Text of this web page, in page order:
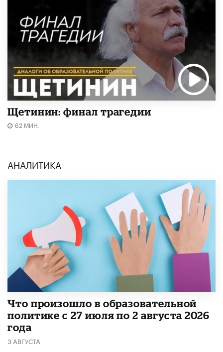
Щетинин: финал трагедии
62 МИН.
АНАЛИТИКА
​Что произошло в образовательной
политике с 27 июля по 2 августа 2026
года
3 АВГУСТА